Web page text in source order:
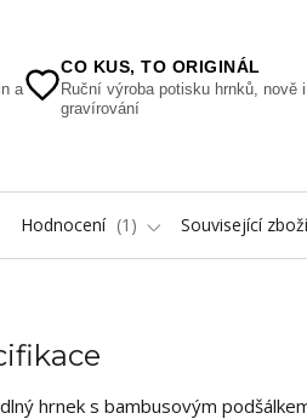
a
CO KUS, TO ORIGINÁL
Ruční výroba potisku hrnků, nově i
gravírování
Hodnocení 1 Související zboží
hrnek s bambusovým